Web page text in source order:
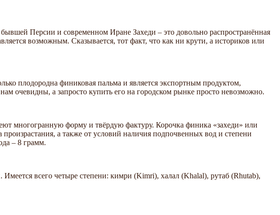
Персии и современном Иране Захеди – это довольно распространённая
возможным. Сказывается, тот факт, что как ни крути, а историков или
плодородна финиковая пальма и является экспортным продуктом,
очевидны, а запросто купить его на городском рынке просто невозможно.
многогранную форму и твёрдую фактуру. Корочка финика «захеди» или
а также от условий наличия подпочвенных вод и степени
– 8 грамм.
всего четыре степени: кимри (Kimri), халал (Khalal), рутаб (Rhutab),